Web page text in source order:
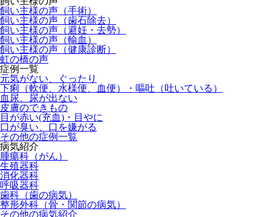
飼い主様の声（手術）
飼い主様の声（歯石除去）
飼い主様の声（避妊・去勢）
飼い主様の声（輸血）
飼い主様の声（健康診断）
虹の橋の声
症例一覧
元気がない、ぐったり
下痢（軟便、水様便、血便）・嘔吐（吐いている）
血尿、尿が出ない
皮膚のできもの
目が赤い(充血)・目やに
口が臭い、口を嫌がる
その他の症例一覧
病気紹介
腫瘍科（がん）
生殖器科
消化器科
呼吸器科
歯科（歯の病気）
整形外科（骨・関節の病気）
その他の病気紹介